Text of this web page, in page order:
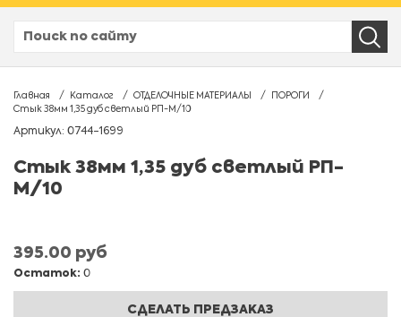
Главная Каталог ОТДЕЛОЧНЫЕ МАТЕРИАЛЫ
ПОРОГИ
Стык 38мм 1,35 дуб светлый РП-М/10
Артикул: 0744-1699
Стык 38мм 1,35 дуб светлый РП-
М/10
395.00 руб
Остаток: 0
СДЕЛАТЬ ПРЕДЗАКАЗ